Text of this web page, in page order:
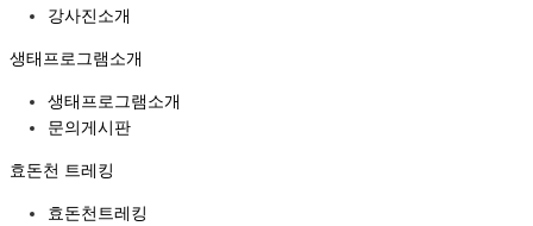
강사진소개
생태프로그램소개
생태프로그램소개
문의게시판
효돈천 트레킹
효돈천트레킹